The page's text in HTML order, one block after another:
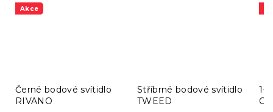
Akce
Černé bodové svítidlo
RIVANO
Stříbrné bodové svítidlo
TWEED
1-